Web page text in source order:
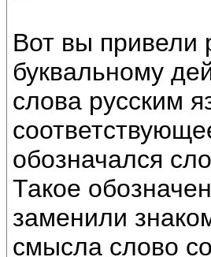
Вот вы привели
буквальному
слова русским
обозначался
Такое
заменили
смысла слово